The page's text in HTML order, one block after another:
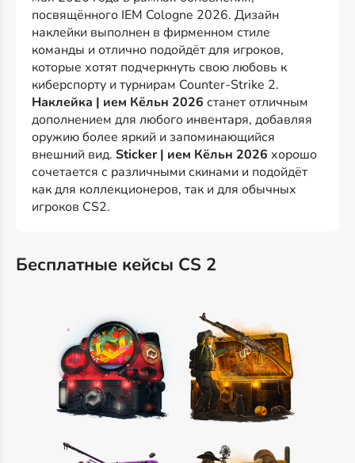
посвящённого IEM Cologne 2026. Дизайн
наклейки выполнен в фирменном стиле
команды и отлично подойдёт для игроков,
которые хотят подчеркнуть свою любовь к
киберспорту и турнирам Counter-Strike 2.
Наклейка | ием Кёльн 2026 станет отличным
дополнением для любого инвентаря, добавляя
оружию более яркий и запоминающийся
внешний вид. Sticker | ием Кёльн 2026 хорошо
сочетается с различными скинами и подойдёт
как для коллекционеров, так и для обычных
игроков CS2.
Бесплатные кейсы CS 2